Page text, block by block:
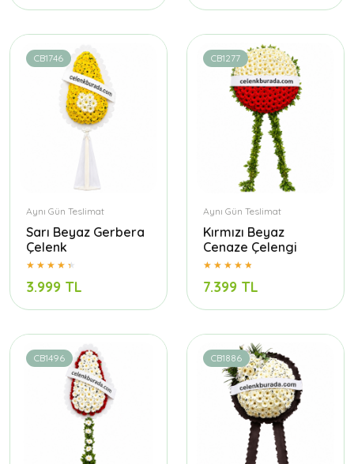
CB1746
Aynı Gün Teslimat
Sarı Beyaz Gerbera
Çelenk
3.999 TL
CB1277
Aynı Gün Teslimat
Kırmızı Beyaz
Cenaze Çelengi
7.399 TL
CB1496 CB1886